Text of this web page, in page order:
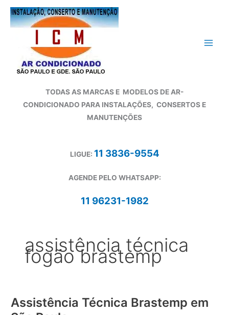
para
TODAS AS MARCAS E MODELOS DE AR-
CONDICIONADO PARA INSTALAÇÕES, CONSERTOS E
MANUTENÇÕES
LIGUE: 11 3836-9554
AGENDE PELO WHATSAPP:
11 96231-1982
assistência técnica
fogão brastemp
Assistência Técnica Brastemp em